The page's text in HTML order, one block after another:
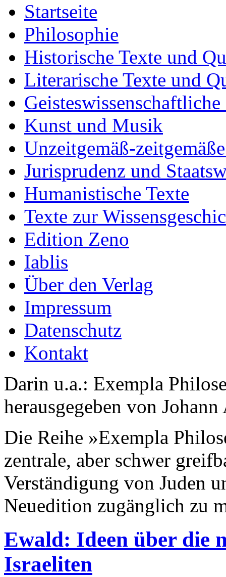
Startseite
Philosophie
Historische Texte und
Literarische Texte und
Kunst und Musik
Unzeitgemäß-
Jurisprudenz und
Humanistische Texte
Texte zur
Edition Zeno
Iablis
Über den Verlag
Impressum
Datenschutz
Kontakt
Darin u.a.: Exempla
herausgegeben von
Die Reihe »Exempla
zentrale, aber schwer
Verständigung von Juden
Neuedition zugänglich zu
Ewald: Ideen über die
Israeliten